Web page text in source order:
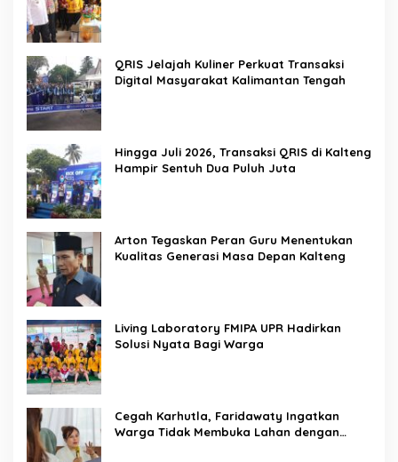
QRIS Jelajah Kuliner Perkuat Transaksi
Digital Masyarakat Kalimantan Tengah
Hingga Juli 2026, Transaksi QRIS di Kalteng
Hampir Sentuh Dua Puluh Juta
Arton Tegaskan Peran Guru Menentukan
Kualitas Generasi Masa Depan Kalteng
Living Laboratory FMIPA UPR Hadirkan
Solusi Nyata Bagi Warga
Cegah Karhutla, Faridawaty Ingatkan
Warga Tidak Membuka Lahan dengan